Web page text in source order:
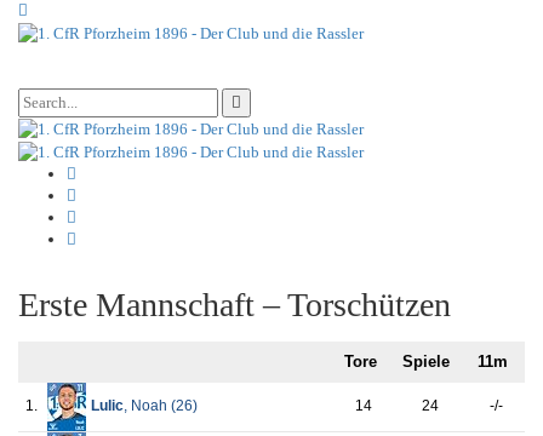
Erste Mannschaft – Torschützen
Tore Spiele 11m
1. Lulic, Noah (26) 14 24 -/-